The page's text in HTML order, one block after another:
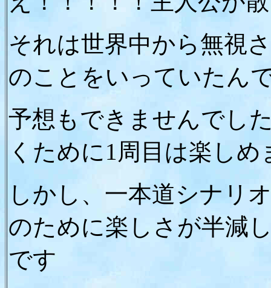
それは世界中から無視
のことをいっていたん
予想もできませんでし
くために1周目は楽しめ
しかし、一本道シナリ
のために楽しさが半減
です